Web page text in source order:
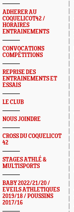
ADHERER AU
COQUELICOT42 /
HORAIRES
ENTRAINEMENTS
CONVOCATIONS
COMPÉTITIONS
REPRISE DES
ENTRAINEMENTS ET
ESSAIS
LE CLUB
NOUS JOINDRE
CROSS DU COQUELICOT
42
STAGES ATHLÉ &
MULTISPORTS
BABY 2022/21/20 /
EVEILS ATHLETIQUES
2019/18 / POUSSINS
2017/16